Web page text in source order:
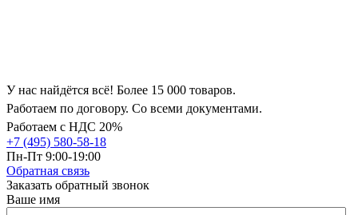
У нас найдётся всё! Более 15 000 товаров.
Работаем по договору. Со всеми документами.
Работаем с НДС 20%
+7 (495) 580-58-18
Пн-Пт 9:00-19:00
Обратная связь
Заказать обратный звонок
Ваше имя